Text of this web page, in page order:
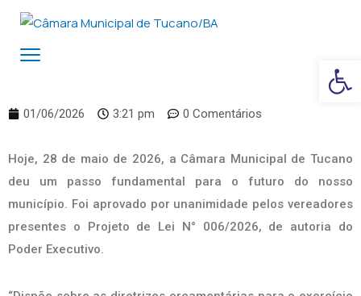
01/06/2026 3:21 pm 0 Comentários
Hoje, 28 de maio de 2026, a Câmara Municipal de Tucano
deu um passo fundamental para o futuro do nosso
município. Foi aprovado por unanimidade pelos vereadores
presentes o Projeto de Lei N° 006/2026, de autoria do
Poder Executivo.